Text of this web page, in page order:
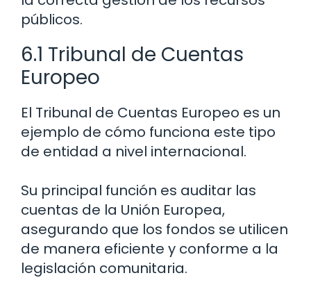
públicos.
6.1 Tribunal de Cuentas
Europeo
El Tribunal de Cuentas Europeo es un
ejemplo de cómo funciona este tipo
de entidad a nivel internacional.
Su principal función es auditar las
cuentas de la Unión Europea,
asegurando que los fondos se utilicen
de manera eficiente y conforme a la
legislación comunitaria.